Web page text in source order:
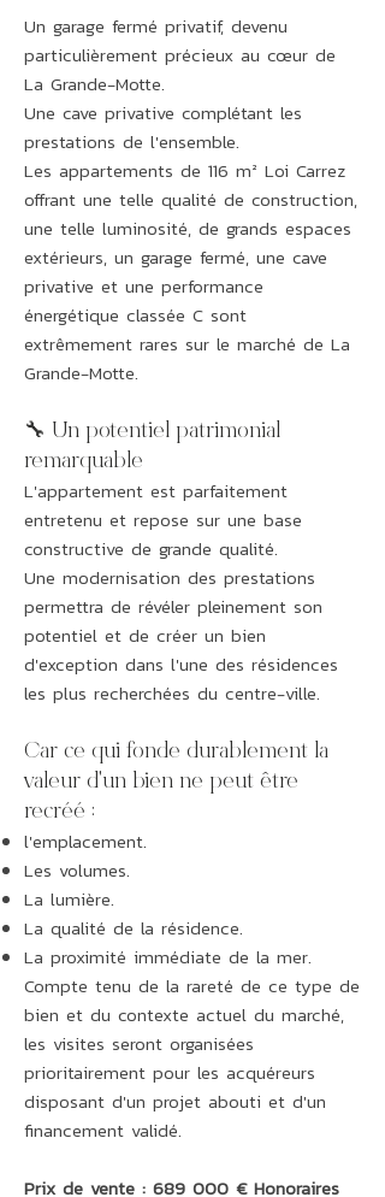
Un garage fermé privatif, devenu
particulièrement précieux au cœur de
La Grande-Motte.
Une cave privative complétant les
prestations de l'ensemble.
Les appartements de 116 m² Loi Carrez
offrant une telle qualité de construction,
une telle luminosité, de grands espaces
extérieurs, un garage fermé, une cave
privative et une performance
énergétique classée C sont
extrêmement rares sur le marché de La
Grande-Motte.
🔧 Un potentiel patrimonial
remarquable
L'appartement est parfaitement
entretenu et repose sur une base
constructive de grande qualité.
Une modernisation des prestations
permettra de révéler pleinement son
potentiel et de créer un bien
d'exception dans l'une des résidences
les plus recherchées du centre-ville.
Car ce qui fonde durablement la
valeur d'un bien ne peut être
recréé :
l'emplacement.
Les volumes.
La lumière.
La qualité de la résidence.
La proximité immédiate de la mer.
Compte tenu de la rareté de ce type de
bien et du contexte actuel du marché,
les visites seront organisées
prioritairement pour les acquéreurs
disposant d'un projet abouti et d'un
financement validé.
Prix de vente : 689 000 € Honoraires